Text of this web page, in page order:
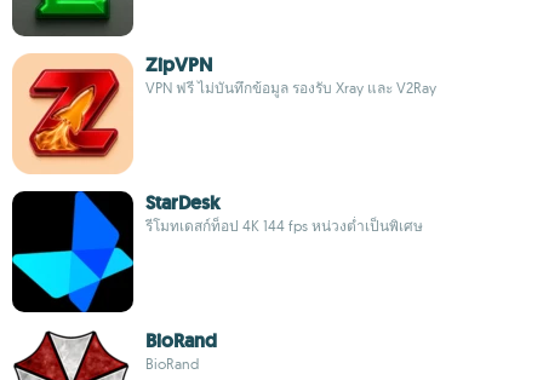
ZipVPN
VPN ฟรี ไม่บันทึกข้อมูล รองรับ Xray และ V2Ray
StarDesk
รีโมทเดสก์ท็อป 4K 144 fps หน่วงต่ำเป็นพิเศษ
BioRand
BioRand